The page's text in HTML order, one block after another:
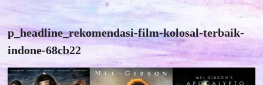
p_headline_rekomendasi-film-kolosal-terbaik-
indone-68cb22